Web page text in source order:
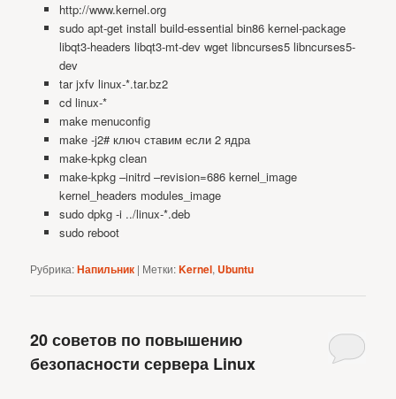
http://www.kernel.org
sudo apt-get install build-essential bin86 kernel-package
libqt3-headers libqt3-mt-dev wget libncurses5 libncurses5-
dev
tar jxfv linux-*.tar.bz2
cd linux-*
make menuconfig
make -j2# ключ ставим если 2 ядра
make-kpkg clean
make-kpkg –initrd –revision=686 kernel_image
kernel_headers modules_image
sudo dpkg -i ../linux-*.deb
sudo reboot
Рубрика:Напильник | Метки:Kernel, Ubuntu
20 советов по повышению
безопасности сервера Linux